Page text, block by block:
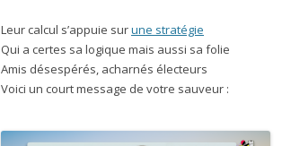
Leur calcul s’appuie surune stratégie
Qui a certes sa logique mais aussi sa folie
Amis désespérés, acharnés électeurs
Voici un court message de votre sauveur :